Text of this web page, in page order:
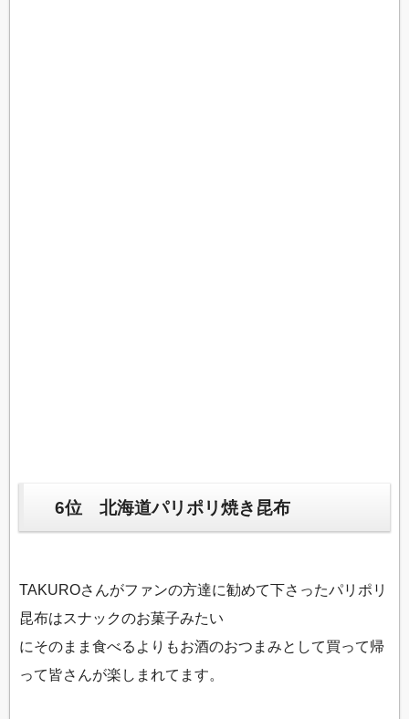
6位 北海道パリポリ焼き昆布
TAKUROさんがファンの方達に勧めて下さったパリポリ
昆布はスナックのお菓子みたい
にそのまま食べるよりもお酒のおつまみとして買って帰
って皆さんが楽しまれてます。